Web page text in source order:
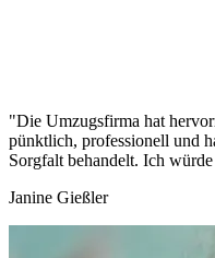
"Die Umzugsfirma hat
pünktlich, professionell und
Sorgfalt behandelt. Ich
Janine Gießler